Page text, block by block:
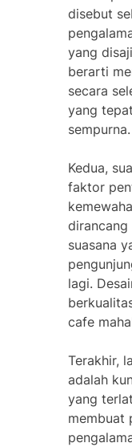
disebut
yang
berarti
secara
yang
sempurna.
Kedua,
faktor
suasana
lagi.
cafe
Terakhir,
adalah
yang
membuat